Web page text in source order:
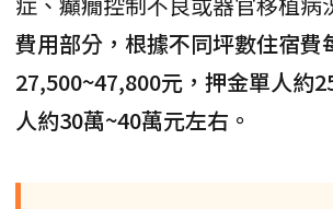
費用部分，根據不同坪數住宿費
27,500~47,800元，押金單人約
人約30萬~40萬元左右。